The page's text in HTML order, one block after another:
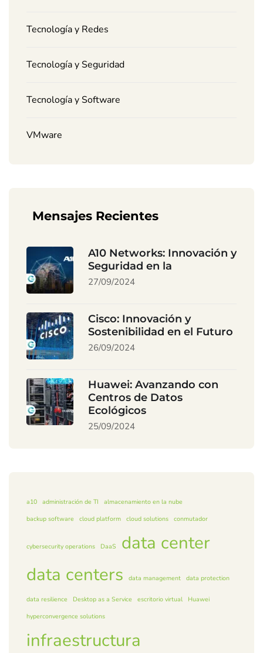
Tecnología y Redes
Tecnología y Seguridad
Tecnología y Software
VMware
Mensajes Recientes
A10 Networks: Innovación y
Seguridad en la
27/09/2024
Cisco: Innovación y
Sostenibilidad en el Futuro
26/09/2024
Huawei: Avanzando con
Centros de Datos
Ecológicos
25/09/2024
a10 administración de TI
almacenamiento en la nube
backup software
cloud platform cloud solutions conmutador
cybersecurity operations DaaS
data center
data centers
data management data protection
data resilience Desktop as a Service escritorio virtual
Huawei
hyperconvergence solutions
infraestructura